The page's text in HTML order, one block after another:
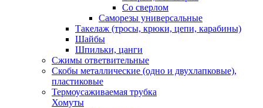
Со сверлом
Саморезы универсальные
Такелаж (тросы, крюки, цепи, карабины)
Шайбы
Шпильки, цанги
Сжимы ответвительные
Скобы металлические (одно и двухлапковые),
пластиковые
Термоусаживаемая трубка
Хомуты